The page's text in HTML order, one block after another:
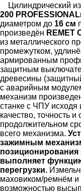
Цилиндрический
200 PROFESSIONAL
диаметром до 16 см
произведён REMET
из металлического
промежутком,
армированным
защитным
древесины
с аварийным
механизм
станке с ЧПУ исходя
качество, точность и
продолжительном
всего механизма.
зажимным
выполняет
перегрузки.
маховиком/ремнём
возможностью